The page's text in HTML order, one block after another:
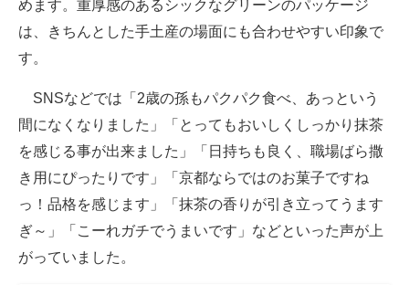
めます。重厚感のあるシックなグリーンのパッケージ
は、きちんとした手土産の場面にも合わせやすい印象で
す。
SNSなどでは「2歳の孫もパクパク食べ、あっという
間になくなりました」「とってもおいしくしっかり抹茶
を感じる事が出来ました」「日持ちも良く、職場ばら撒
き用にぴったりです」「京都ならではのお菓子ですね
っ！品格を感じます」「抹茶の香りが引き立ってうます
ぎ～」「こーれガチでうまいです」などといった声が上
がっていました。